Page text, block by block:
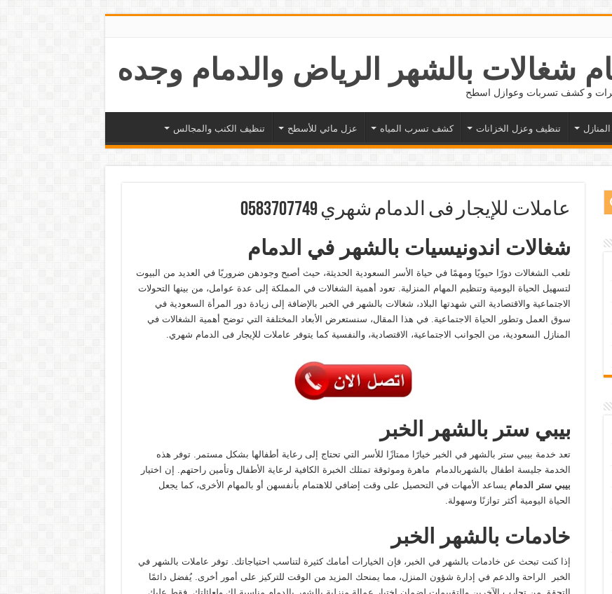
و كشف تسربات وعوازل اسطح
تنظيف وعزل الخزانات كشف تسرب المياه عزل مائي للأسطح تنظيف الكنب والمجالس
عاملات للإيجار فى الدمام شهري 0583707749
شغالات اندونيسيات بالشهر في الدمام
تلعب الشغالات دورًا حيويًا ومهمًا في حياة الأسر السعودية الحديثة، حيث أصبح وجودهن ضروريًا في العديد من البيوت
لتسهيل الحياة اليومية وتنظيم المهام المنزلية. تعود أهمية الشغالات في المملكة إلى عدة عوامل، من بينها التحولات
الاجتماعية والاقتصادية التي شهدتها البلاد، شغالات بالشهر في الخبر بالإضافة إلى زيادة دور المرأة السعودية في
سوق العمل وتطور الحياة الاجتماعية. في هذا المقال، سنستعرض الأبعاد المختلفة التي توضح أهمية الشغالات في
المنازل السعودية، من الجوانب الاجتماعية، الاقتصادية، والنفسية كما يتوفر عاملات للإيجار فى الدمام شهري.
بيبي ستر بالشهر الخبر
تعد خدمة بيبي ستر بالشهر في الخبر خيارًا ممتازًا للأسر التي تحتاج إلى رعاية أطفالها بشكل مستمر. توفر هذه
الخدمة جليسة اطفال بالشهربالدمام ماهرة وموثوقة تمتلك الخبرة الكافية لرعاية الأطفال وتأمين راحتهم. إن اختيار
بيبي ستر الدمام يساعد الأمهات في التحصيل على وقت إضافي للاهتمام بأنفسهن أو بالمهام الأخرى، كما يجعل
الحياة اليومية أكثر توازنًا وسهولة.
خادمات بالشهر الخبر
إذا كنت تبحث عن خادمات بالشهر في الخبر، فإن الخيارات أمامك كثيرة لتناسب احتياجاتك. توفر عاملات بالشهر في
الخبر الراحة والدعم في إدارة شؤون المنزل، مما يمنحك المزيد من الوقت للتركيز على أمور أخرى. يُفضل دائمًا